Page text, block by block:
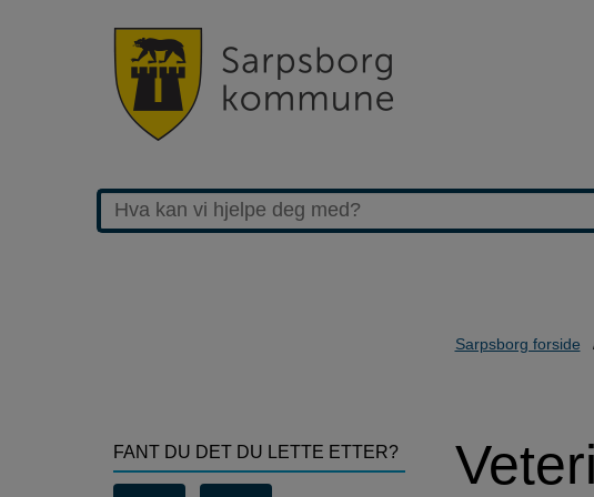
Sarpsborg forside
FANT DU DET DU LETTE ETTER?